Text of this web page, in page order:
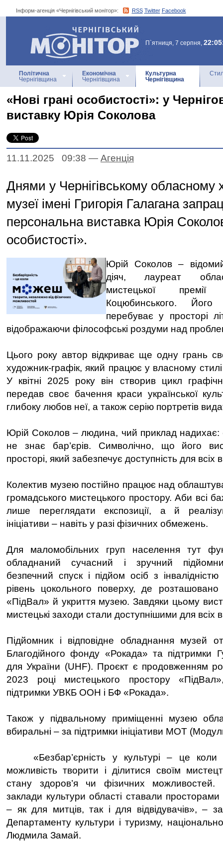
Інформ-агенція «Чернігівський монітор»: RSS Twitter Facebook
Інформ-агенція
«Чернігівський монітор»
П`ятниця, 7 серпня,
Політична
Чернігівщина
Економічна
Чернігівщина
Культурна
Чернігівщина
«Нові грані особистості»: у
виставку Юрія Соколова
11.11.2025 09:38 — Агенцiя
Днями у Чернігівському обласному
музеї імені Григорія Галагана
персональна виставка Юрія
особистості».
Юрій Соколов –
діяч, лауреат
мистецької
Коцюбинського. Його
перебуває у просторі
відображаючи філософські роздуми над
Цього року автор відкриває ще одну грань
художник-графік, який працює у власному
У квітні 2025 року він створив цикл
передав своє бачення краси української
глибоку любов неї, а також серію портретів
Юрій Соколов – людина, чий приклад надихає:
не знає бар’єрів. Символічно, що його
просторі, який забезпечує доступність для всіх
Колектив музею постійно працює над
громадського мистецького простору. Аби всі
лише переглядати експозиції, а й
ініціативи – навіть у разі фізичних обмежень.
Для маломобільних груп населення тут
обладнаний сучасний і зручний
безпечний спуск і підйом осіб з
рівень цокольного поверху, де розташовано
«ПідВал» й укриття музею. Завдяки цьому
мистецькі заходи стали доступнішими для всіх
Підйомник і відповідне обладнання музей
Благодійного фонду «Рокада» та підтримки
для України (UHF). Проєкт є продовженням
2023 році мистецького простору
підтримки УВКБ ООН і БФ «Рокада».
Також у підвальному приміщенні музею
вбиральні – за підтримки ініціативи МОТ
«Безбар’єрність у культурі – це
можливість творити і ділитися своїм
стану здоров’я чи фізичних
заклади культури області ставали
– як для митців, так і для відвідувачів», –
Департаменту культури і туризму,
Людмила Замай.